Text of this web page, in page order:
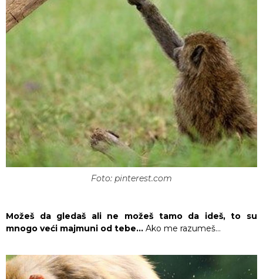
Foto: pinterest.com
Možeš da gledaš ali ne možeš tamo da ideš, to su
mnogo veći majmuni od tebe… Ako me razumeš…